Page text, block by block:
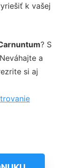
k vašej
? S
a
si aj